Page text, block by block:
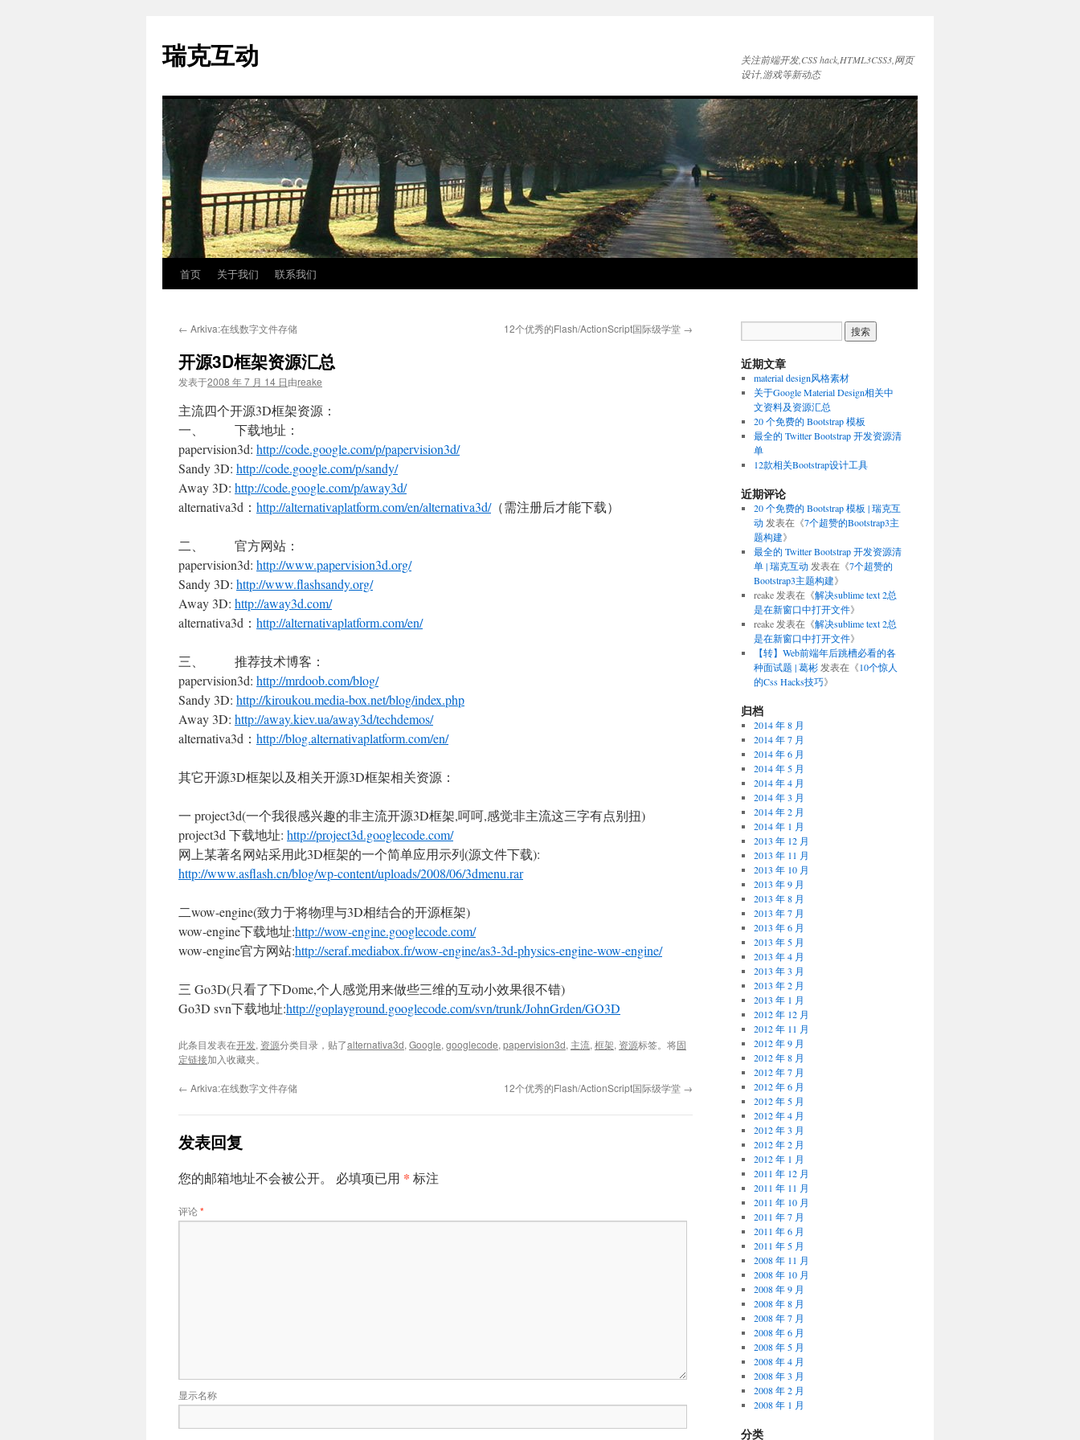
瑞克互动
关注前端开发,CSS hack,HTML3CSS3,网页
设计,游戏等新动态
文
首页 关于我们 联系我们
← Arkiva:在线数字文件存储 12个优秀的Flash/ActionScript国际级学堂 →
开源3D框架资源汇总
发表于2008 年 7 月 14 日由reake
主流四个开源3D框架资源：
一、 下载地址：
papervision3d: http://code.google.com/p/papervision3d/
Sandy 3D: http://code.google.com/p/sandy/
Away 3D: http://code.google.com/p/away3d/
alternativa3d： http://alternativaplatform.com/en/alternativa3d/（需注册后才能下载）
二、 官方网站：
papervision3d: http://www.papervision3d.org/
Sandy 3D: http://www.flashsandy.org/
Away 3D: http://away3d.com/
alternativa3d： http://alternativaplatform.com/en/
三、 推荐技术博客：
papervision3d: http://mrdoob.com/blog/
Sandy 3D: http://kiroukou.media-box.net/blog/index.php
Away 3D: http://away.kiev.ua/away3d/techdemos/
alternativa3d： http://blog.alternativaplatform.com/en/
其它开源3D框架以及相关开源3D框架相关资源：
一 project3d(一个我很感兴趣的非主流开源3D框架,呵呵,感觉非主流这三字有点别扭)
project3d 下载地址: http://project3d.googlecode.com/
网上某著名网站采用此3D框架的一个简单应用示列(源文件下载):
http://www.asflash.cn/blog/wp-content/uploads/2008/06/3dmenu.rar
二wow-engine(致力于将物理与3D相结合的开源框架)
wow-engine下载地址:http://wow-engine.googlecode.com/
wow-engine官方网站:http://seraf.mediabox.fr/wow-engine/as3-3d-physics-engine-wow-engine/
三 Go3D(只看了下Dome,个人感觉用来做些三维的互动小效果很不错)
Go3D svn下载地址:http://goplayground.googlecode.com/svn/trunk/JohnGrden/GO3D
此条目发表在开发, 资源分类目录，贴了alternativa3d, Google, googlecode, papervision3d, 主流, 框架, 资源标签。将固
定链接加入收藏夹。
← Arkiva:在线数字文件存储 12个优秀的Flash/ActionScript国际级学堂 →
发表回复
您的邮箱地址不会被公开。 必填项已用 * 标注
评论*
显示名称
近期文章
material design风格素材
关于Google Material Design相关中
文资料及资源汇总
20 个免费的 Bootstrap 模板
最全的 Twitter Bootstrap 开发资源清
单
12款相关Bootstrap设计工具
近期评论
20 个免费的 Bootstrap 模板 | 瑞克互
动 发表在《7个超赞的Bootstrap3主
题构建》
最全的 Twitter Bootstrap 开发资源清
单 | 瑞克互动 发表在《7个超赞的
Bootstrap3主题构建》
reake发表在《解决sublime text 2总
是在新窗口中打开文件》
reake发表在《解决sublime text 2总
是在新窗口中打开文件》
【转】Web前端年后跳槽必看的各
种面试题 | 葛彬发表在《10个惊人
的Css Hacks技巧》
归档
2014 年 8 月
2014 年 7 月
2014 年 6 月
2014 年 5 月
2014 年 4 月
2014 年 3 月
2014 年 2 月
2014 年 1 月
2013 年 12 月
2013 年 11 月
2013 年 10 月
2013 年 9 月
2013 年 8 月
2013 年 7 月
2013 年 6 月
2013 年 5 月
2013 年 4 月
2013 年 3 月
2013 年 2 月
2013 年 1 月
2012 年 12 月
2012 年 11 月
2012 年 9 月
2012 年 8 月
2012 年 7 月
2012 年 6 月
2012 年 5 月
2012 年 4 月
2012 年 3 月
2012 年 2 月
2012 年 1 月
2011 年 12 月
2011 年 11 月
2011 年 10 月
2011 年 7 月
2011 年 6 月
2011 年 5 月
2008 年 11 月
2008 年 10 月
2008 年 9 月
2008 年 8 月
2008 年 7 月
2008 年 6 月
2008 年 5 月
2008 年 4 月
2008 年 3 月
2008 年 2 月
2008 年 1 月
分类